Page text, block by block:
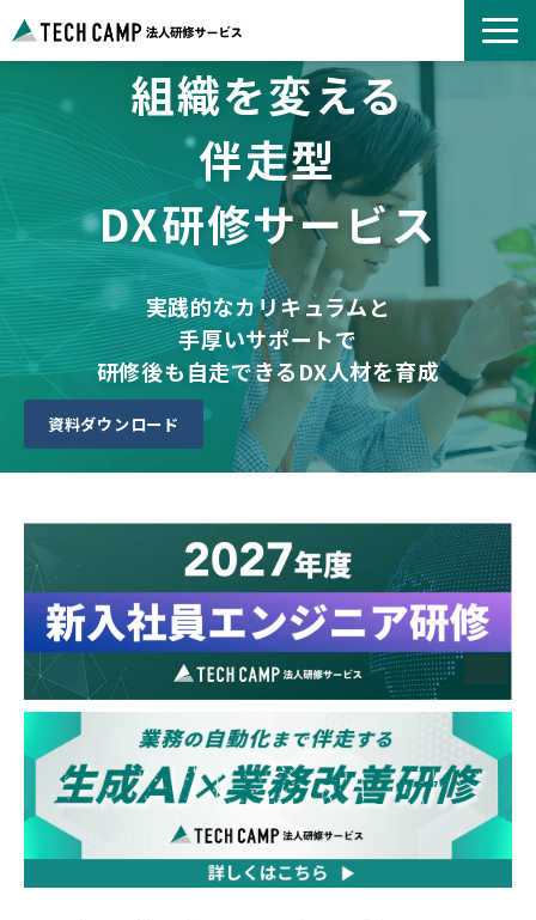
よくあるご質問
お知らせ
事例紹介一覧
コース一覧
選ばれる理由
パートナー募集
組織を変える
伴走型
DX研修サービス
実践的なカリキュラムと
手厚いサポートで
研修後も自走できるDX人材を育成
資料ダウンロード